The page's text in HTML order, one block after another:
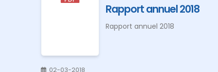
Rapport annuel 2018
Rapport annuel 2018
02-03-2018